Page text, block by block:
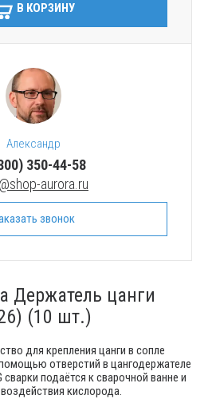
В КОРЗИНУ
Александр
350-44-58
aurora.ru
звонок
Держатель цанги
(10 шт.)
для крепления цанги в сопле
отверстий в цангодержателе
подаётся к сварочной ванне и
кислорода.